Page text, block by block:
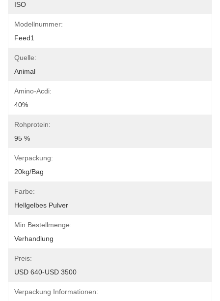
ISO
Modellnummer:
Feed1
Quelle:
Animal
Amino-Acdi:
40%
Rohprotein:
95 %
Verpackung:
20kg/bag
Farbe:
Hellgelbes Pulver
Min Bestellmenge:
Verhandlung
Preis:
USD 640-USD 3500
Verpackung Informationen: